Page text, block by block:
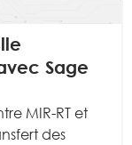
Sage
MIR-RT et
des